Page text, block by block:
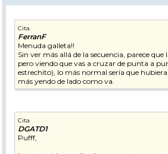
Cita
FerranF
Menuda galleta!!
Sin ver más allá de la secuencia, parece que
pero viendo que vas a cruzar de punta a
estrechito), lo más normal sería que
más yendo de lado como va.
Cita
DGATD1
Pufff,